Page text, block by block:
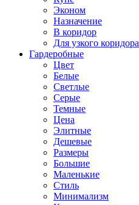
Эконом
Назначение
В коридор
Для узкого коридора
Гардеробные
Цвет
Белые
Светлые
Серые
Темные
Цена
Элитные
Дешевые
Размеры
Большие
Маленькие
Стиль
Минимализм